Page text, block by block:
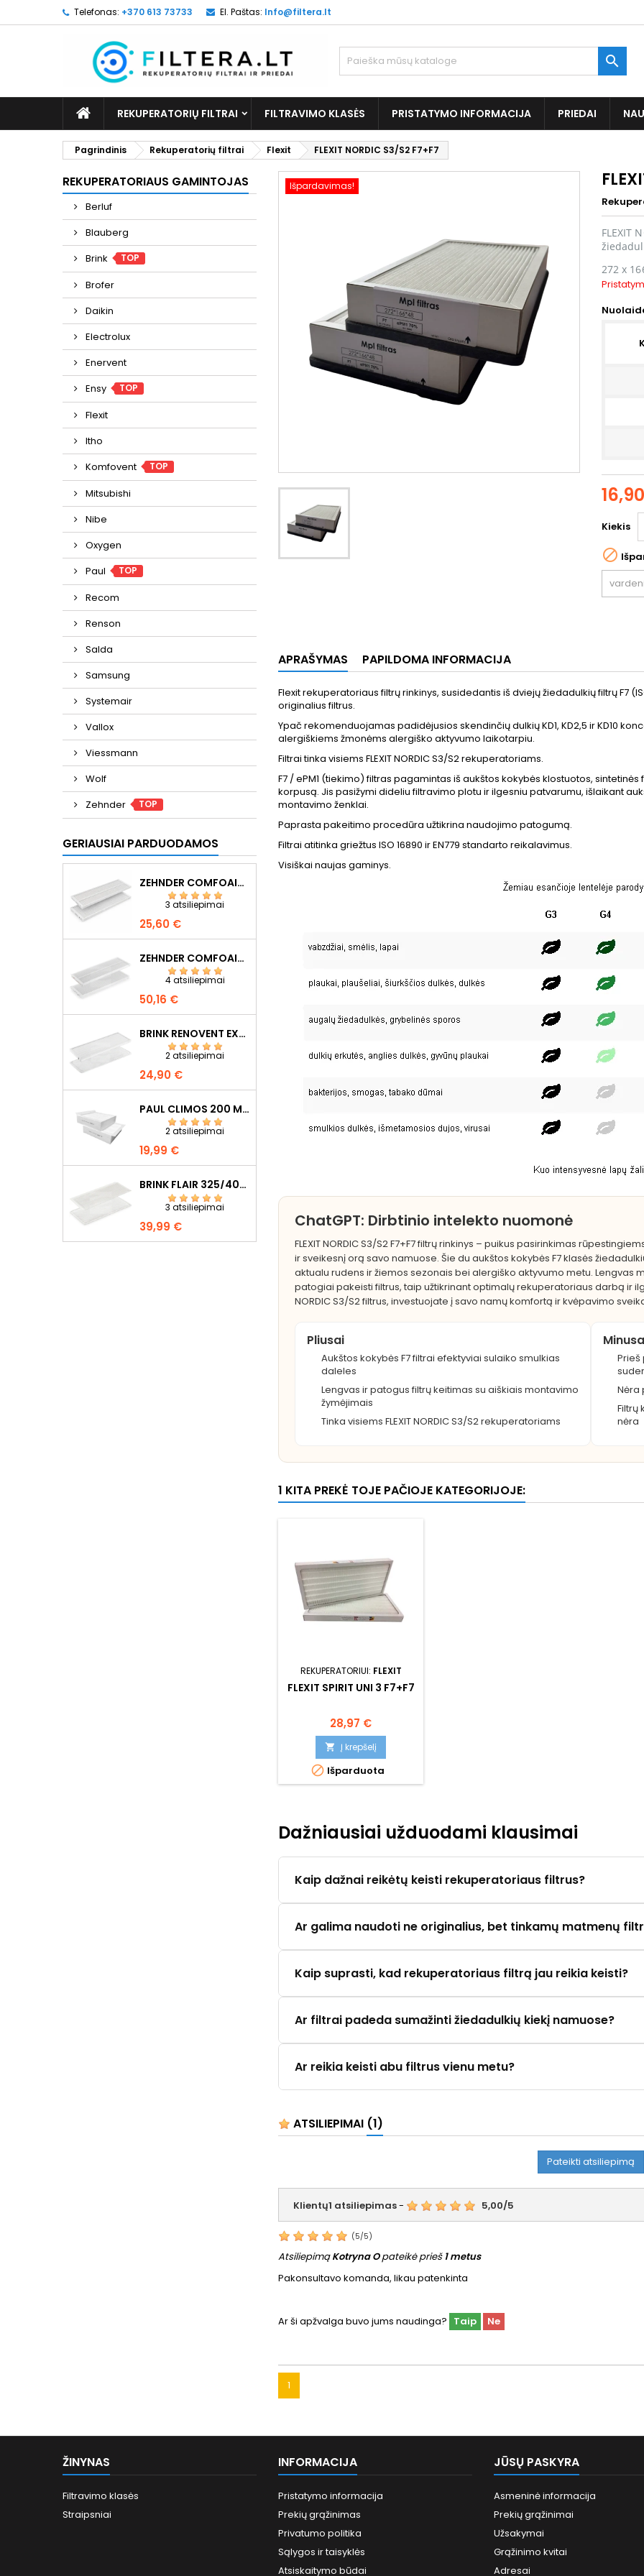
Telefonas: +370 613 73733 El. Paštas: Info@filtera.lt

REKUPERATORIŲ FILTRAI FILTRAVIMO KLASĖS PRISTATYMO INFORMACIJA PRIEDAI
Pagrindinis Rekuperatorių filtrai Flexit FLEXIT NORDIC S3/S2 F7+F7
REKUPERATORIAUS GAMINTOJAS
Berluf
Blauberg
Brink
TOP
Brofer
Daikin
Electrolux
Enervent
Ensy
TOP
Flexit
Itho
Komfovent
TOP
Mitsubishi
Nibe
Oxygen
Paul
TOP
Recom
Renson
Salda
Samsung
Systemair
Vallox
Viessmann
Wolf
Zehnder
TOP
GERIAUSIAI PARDUODAMOS
ZEHNDER COMFOAIR Q350/Q450/Q600 F7+G4
3 atsiliepimai
Kaina
25,60 €
ZEHNDER COMFOAIR Q350/Q450/Q600 F7+G4
4 atsiliepimai
Kaina
50,16 €
BRINK RENOVENT EXCELLENT 300/400/450 F7+G4
2 atsiliepimai
Kaina
24,90 €
PAUL CLIMOS 200 M5+M5
2 atsiliepimai
Kaina
19,99 €
BRINK FLAIR 325/400 F7+G4
3 atsiliepimai
Kaina
39,99 €
Išpardavimas!
FLEXIT
272 x
Kiekis

APRAŠYMAS PAPILDOMA INFORMACIJA
Flexit rekuperatoriaus filtrų rinkinys, susidedantis iš dviejų žiedadulkių filtrų F7
originalius filtrus.
Ypač rekomenduojamas padidėjusios skendinčių dulkių KD1, KD2,5 ir KD10
alergiškiems žmonėms alergiško aktyvumo laikotarpiu.
Filtrai tinka visiems FLEXIT NORDIC S3/S2 rekuperatoriams.
F7 / ePM1 (tiekimo) filtras pagamintas iš aukštos kokybės klostuotos,
korpusą. Jis pasižymi dideliu filtravimo plotu ir ilgesniu patvarumu, išlaikant
montavimo ženklai.
Paprasta pakeitimo procedūra užtikrina naudojimo patogumą.
Filtrai atitinka griežtus ISO 16890 ir EN779 standarto reikalavimus.
Visiškai naujas gaminys.
ChatGPT: Dirbtinio intelekto nuomonė
FLEXIT NORDIC S3/S2 F7+F7 filtrų rinkinys – puikus pasirinkimas
ir sveikesnį orą savo namuose. Šie du aukštos kokybės F7 klasės
aktualu rudens ir žiemos sezonais bei alergiško aktyvumo metu. Lengvas
patogiai pakeisti filtrus, taip užtikrinant optimalų rekuperatoriaus darbą ir
NORDIC S3/S2 filtrus, investuojate į savo namų komfortą ir kvėpavimo
Pliusai
Aukštos kokybės F7 filtrai efektyviai sulaiko smulkias
daleles
Lengvas ir patogus filtrų keitimas su aiškiais montavimo
žymėjimais
Tinka visiems FLEXIT NORDIC S3/S2 rekuperatoriams
Nėra
Filtrų
nėra
1 KITA PREKĖ TOJE PAČIOJE KATEGORIJOJE:
REKUPERATORIUI: FLEXIT
FLEXIT SPIRIT UNI 3 F7+F7
Kaina
28,97 €
 Į krepšelį
 Išparduota
Dažniausiai užduodami klausimai
Kaip dažnai reikėtų keisti rekuperatoriaus filtrus?
Ar galima naudoti ne originalius, bet tinkamų matmenų
Kaip suprasti, kad rekuperatoriaus filtrą jau reikia keisti?
Ar filtrai padeda sumažinti žiedadulkių kiekį namuose?
Ar reikia keisti abu filtrus vienu metu?
ATSILIEPIMAI (1)
Pateikti atsiliepimą
Klientų1 atsiliepimas- 5,00/5
(5/5)
AtsiliepimąKotryna Opateikė prieš1 metus
Pakonsultavo komanda, likau patenkinta
Ar ši apžvalga buvo jums naudinga? Taip Ne
1
ŽINYNAS
Filtravimo klasės
Straipsniai
INFORMACIJA
Pristatymo informacija
Prekių grąžinimas
Privatumo politika
Sąlygos ir taisyklės
Atsiskaitymo būdai
JŪSŲ PASKYRA
Asmeninė informacija
Prekių grąžinimai
Užsakymai
Grąžinimo kvitai
Adresai